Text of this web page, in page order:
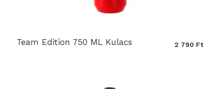
Team Edition 750 ML Kulacs 2 790 Ft